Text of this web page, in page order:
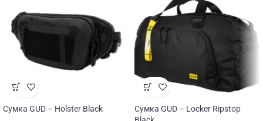
Сумка GUD – Holster Black
Сумка GUD – Locker Ripstop